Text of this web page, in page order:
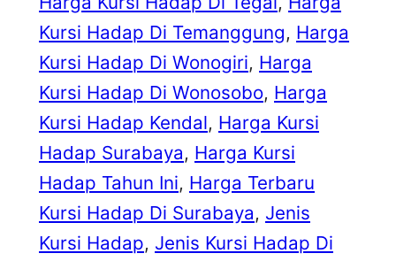
Kursi Hadap Di Temanggung, Harga
Kursi Hadap Di Wonogiri, Harga
Kursi Hadap Di Wonosobo, Harga
Kursi Hadap Kendal, Harga Kursi
Hadap Surabaya, Harga Kursi
Hadap Tahun Ini, Harga Terbaru
Kursi Hadap Di Surabaya, Jenis
Kursi Hadap, Jenis Kursi Hadap Di